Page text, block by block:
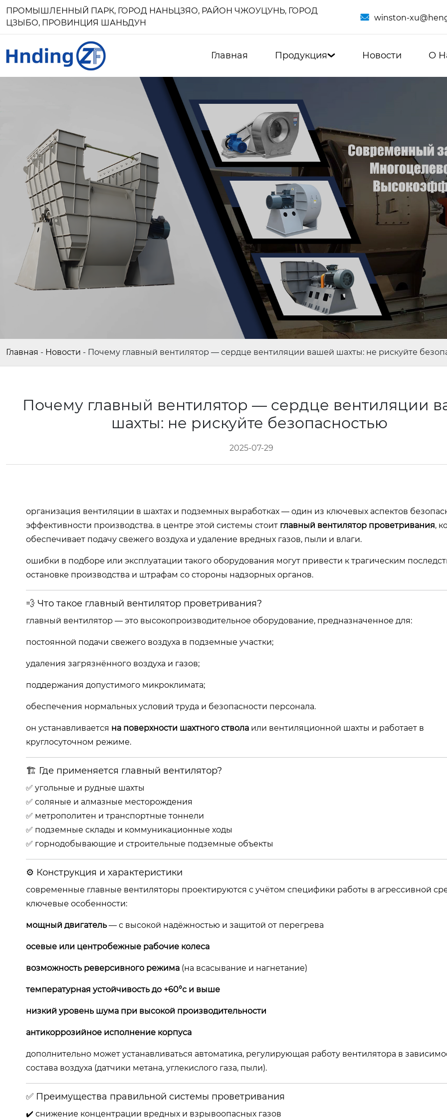
ПРОМЫШЛЕННЫЙ ПАРК, ГОРОД НАНЬЦЗЯО, РАЙОН ЧЖОУЦУНЬ, ГОРОД
ЦЗЫБО, ПРОВИНЦИЯ ШАНЬДУН
 winston-
Главная Продукция Новости О
Главная - Новости - Почему главный вентилятор — сердце вентиляции вашей шахты: не рискуйте
Почему главный вентилятор — сердце вентиляции
шахты: не рискуйте безопасностью
2025-07-29
организация вентиляции в шахтах и подземных выработках — один из ключевых аспектов
эффективности производства. в центре этой системы стоит главный вентилятор проветривания,
обеспечивает подачу свежего воздуха и удаление вредных газов, пыли и влаги.
ошибки в подборе или эксплуатации такого оборудования могут привести к трагическим
остановке производства и штрафам со стороны надзорных органов.
💨 Что такое главный вентилятор проветривания?
главный вентилятор — это высокопроизводительное оборудование, предназначенное для:
постоянной подачи свежего воздуха в подземные участки;
удаления загрязнённого воздуха и газов;
поддержания допустимого микроклимата;
обеспечения нормальных условий труда и безопасности персонала.
он устанавливается на поверхности шахтного ствола или вентиляционной шахты и работает в
круглосуточном режиме.
🏗 Где применяется главный вентилятор?
✅ угольные и рудные шахты
✅ соляные и алмазные месторождения
✅ метрополитен и транспортные тоннели
✅ подземные склады и коммуникационные ходы
✅ горнодобывающие и строительные подземные объекты
⚙️ Конструкция и характеристики
современные главные вентиляторы проектируются с учётом специфики работы в агрессивной
ключевые особенности:
мощный двигатель — с высокой надёжностью и защитой от перегрева
осевые или центробежные рабочие колеса
возможность реверсивного режима (на всасывание и нагнетание)
температурная устойчивость до +60°с и выше
низкий уровень шума при высокой производительности
антикоррозийное исполнение корпуса
дополнительно может устанавливаться автоматика, регулирующая работу вентилятора в
состава воздуха (датчики метана, углекислого газа, пыли).
✅ Преимущества правильной системы проветривания
✔️ снижение концентрации вредных и взрывоопасных газов